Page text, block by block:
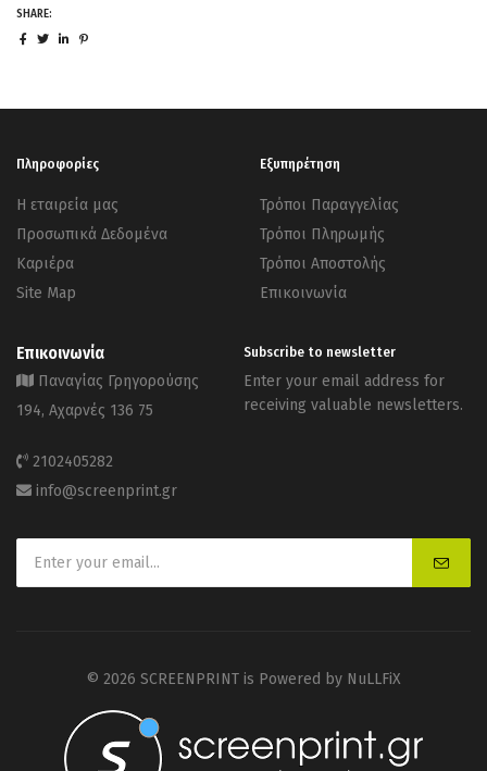
SHARE:
Πληροφορίες
Η εταιρεία μας
Προσωπικά Δεδομένα
Καριέρα
Site Map
Εξυπηρέτηση
Τρόποι Παραγγελίας
Τρόποι Πληρωμής
Τρόποι Αποστολής
Επικοινωνία
Επικοινωνία
Παναγίας Γρηγορούσης
194, Αχαρνές 136 75
2102405282
info@screenprint.gr
Subscribe to newsletter
Enter your email address for
receiving valuable newsletters.
© 2026 SCREENPRINT is Powered by NuLLFiX